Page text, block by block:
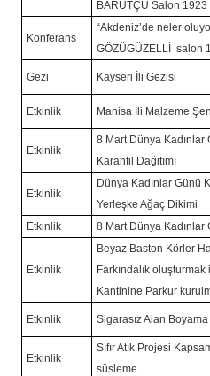
BARUTÇU Salon 1923
Konferans
“Akdeniz’de neler
GÖZÜGÜZELLİ salon
Gezi Kayseri İli Gezisi
Etkinlik Manisa İli Malzeme
Etkinlik
8 Mart Dünya Kadınlar
Karanfil Dağitımı
Etkinlik
Dünya Kadınlar Günü
Yerleşke Ağaç Dikimi
Etkinlik 8 Mart Dünya Kadınlar
Etkinlik
Beyaz Baston Körler
Farkındalık
Kantinine Parkur
Etkinlik Sigarasız Alan Boyama
Etkinlik
Sıfır Atık Projesi
süsleme